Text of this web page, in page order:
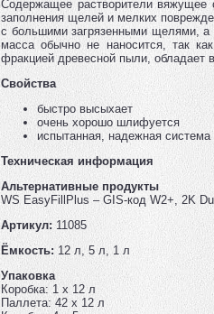
Содержащее растворители вяжущее
заполнения щелей и мелких
с большими загрязенными щелями, а
масса обычно не наносится, так
фракцией древесной пыли, обладает
Свойства
быстро высыхает
очень хорошо шлифуется
испытанная, надежная система
Техническая информация
Альтернативные продукты
WS EasyFillPlus – GIS-код W2+, 2K
Артикул:11085
Ёмкость: 12 л, 5 л, 1 л
Упаковка
Коробка: 1 x 12 л
Паллета: 42 x 12 л